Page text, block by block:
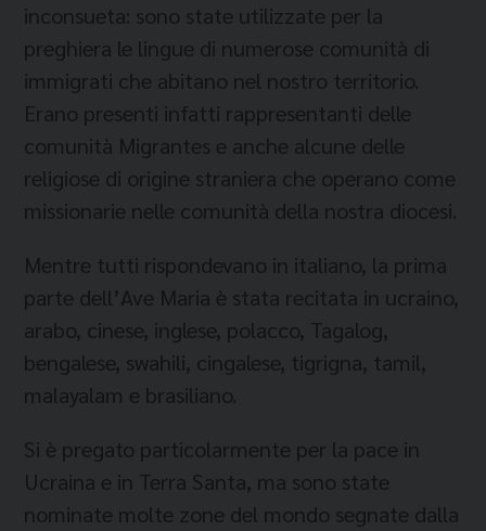
inconsueta: sono state utilizzate per la
preghiera le lingue di numerose comunità di
immigrati che abitano nel nostro territorio.
Erano presenti infatti rappresentanti delle
comunità Migrantes e anche alcune delle
religiose di origine straniera che operano come
missionarie nelle comunità della nostra diocesi.
Mentre tutti rispondevano in italiano, la prima
parte dell’Ave Maria è stata recitata in ucraino,
arabo, cinese, inglese, polacco, Tagalog,
bengalese, swahili, cingalese, tigrigna, tamil,
malayalam e brasiliano.
Si è pregato particolarmente per la pace in
Ucraina e in Terra Santa, ma sono state
nominate molte zone del mondo segnate dalla